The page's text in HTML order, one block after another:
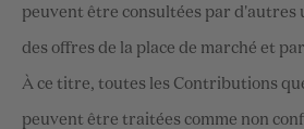
peuvent être consultées par d'autres
des offres de la place de marché et
À ce titre, toutes les Contributions
peuvent être traitées comme non